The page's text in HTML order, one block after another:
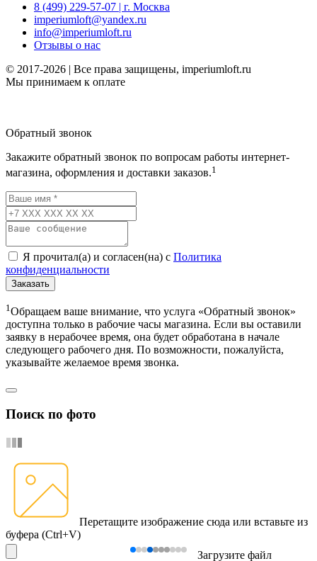
8 (499) 229-57-07 | г. Москва
imperiumloft@yandex.ru
info@imperiumloft.ru
Отзывы о нас
© 2017-2026 | Все права защищены, imperiumloft.ru
Мы принимаем к оплате
Обратный звонок
Закажите обратный звонок по вопросам работы интернет-
магазина, оформления и доставки заказов.1
Я прочитал(а) и согласен(на) с Политика
конфиденциальности
Заказать
1 Обращаем ваше внимание, что услуга «Обратный звонок»
доступна только в рабочие часы магазина. Если вы оставили
заявку в нерабочее время, она будет обработана в начале
следующего рабочего дня. По возможности, пожалуйста,
указывайте желаемое время звонка.
Поиск по фото
Перетащите изображение сюда или вставьте из
буфера (Ctrl+V)
Загрузите файл